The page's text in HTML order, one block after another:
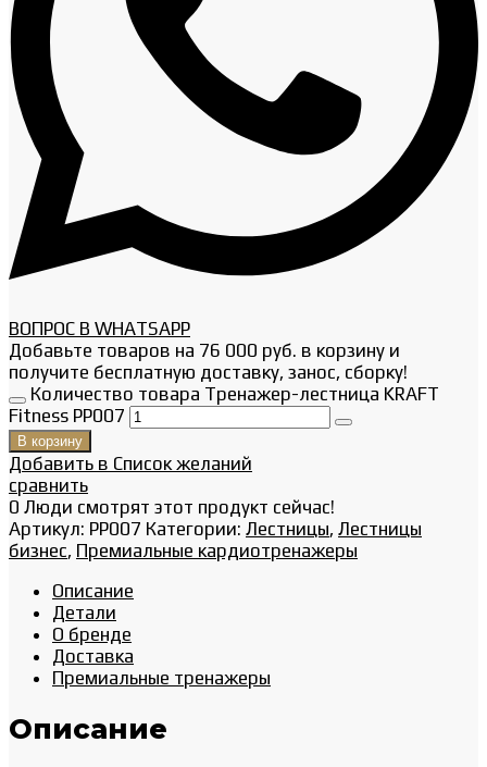
ВОПРОС В WHATSAPP
Добавьте товаров на 76 000 руб. в корзину и
получите бесплатную доставку, занос, сборку!
Количество товара Тренажер-лестница KRAFT
Fitness PP007
В корзину
Добавить в Список желаний
сравнить
0 Люди смотрят этот продукт сейчас!
Артикул: PP007 Категории: Лестницы, Лестницы
бизнес, Премиальные кардиотренажеры
Описание
Детали
О бренде
Доставка
Премиальные тренажеры
Описание